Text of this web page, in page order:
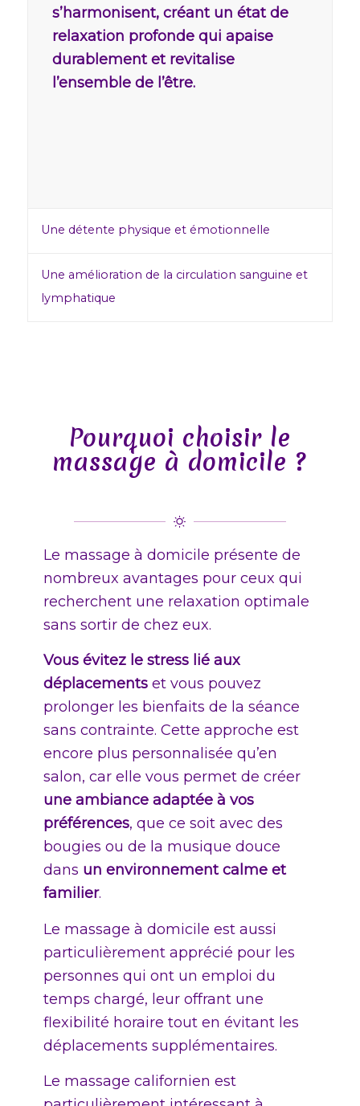
s’harmonisent, créant un état de
relaxation profonde qui apaise
durablement et revitalise
l’ensemble de l’être.
Une détente physique et émotionnelle
Une amélioration de la circulation sanguine et
lymphatique
Pourquoi choisir le
massage à domicile ?
Le massage à domicile présente de
nombreux avantages pour ceux qui
recherchent une relaxation optimale
sans sortir de chez eux.
Vous évitez le stress lié aux
déplacementset vous pouvez
prolonger les bienfaits de la séance
sans contrainte. Cette approche est
encore plus personnalisée qu’en
salon, car elle vous permet de créer
une ambiance adaptée à vos
préférences, que ce soit avec des
bougies ou de la musique douce
dans un environnement calme et
familier.
Le massage à domicile est aussi
particulièrement apprécié pour les
personnes qui ont un emploi du
temps chargé, leur offrant une
flexibilité horaire tout en évitant les
déplacements supplémentaires.
Le massage californien est